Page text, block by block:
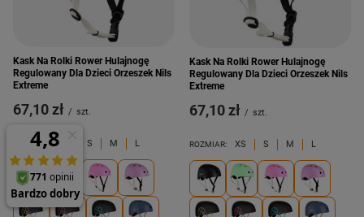
Kask Na Rolki Rower Hulajnogę
Regulowany Dla Dzieci Orzeszek Nils
Extreme
67,10 zł / szt.
ROZMIAR: XS S M L
Kask Na Rolki Rower Hulajnogę
Regulowany Dla Dzieci Orzeszek Nils
Extreme
67,10 zł / szt.
ROZMIAR: XS S M L